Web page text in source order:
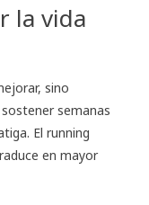
la vida
sino
semanas
El running
en mayor